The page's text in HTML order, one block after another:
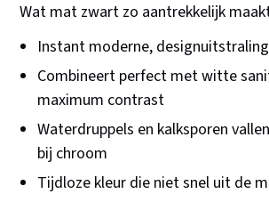
Wat mat zwart zo aantrekkelijk
Instant moderne, designuitstraling
Combineert perfect met witte
maximum contrast
Waterdruppels en kalksporen
bij chroom
Tijdloze kleur die niet snel uit de